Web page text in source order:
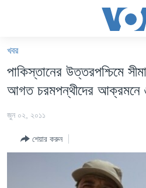
যান।
প্রধান
যান
বাংলাদেশ
বিশ্ব
খবর
পাকিস্তানের উত্তরপশ্চিমে
আগত চরমপন্থীদের আক্রমনে
জুন ০২, ২০১১
শেয়ার করুন